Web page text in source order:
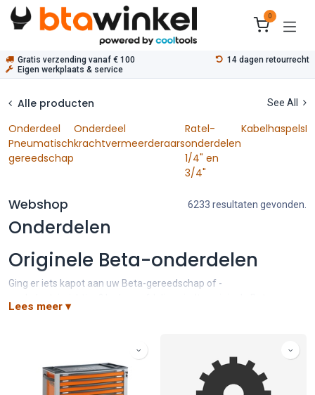
Overslaan naar inhoud
0
Gratis verzending vanaf € 100
14 dagen retourrecht
Eigen werkplaats & service
Alle producten See All
Onderdeel
Pneumatisch
gereedschap
Onderdeel
krachtvermeerderaars
Ratel-
onderdelen
1/4" en
3/4"
Kabelhaspels
Webshop 6233 resultaten gevonden.
Onderdelen
Originele Beta-onderdelen
Ging er iets kapot aan uw Beta-gereedschap of -
reserveonderdelen voor vrijwel het hele assortiment: van ratel- en
eenvoudig op artikelnummer, tegen scherpe prijzen en met snelle
levering. Weet u het artikelnummer niet? Met de
onderdelen-finder
zoekt u op machine en vindt u direct het juiste onderdeel. Komt u er
Lees meer ▾